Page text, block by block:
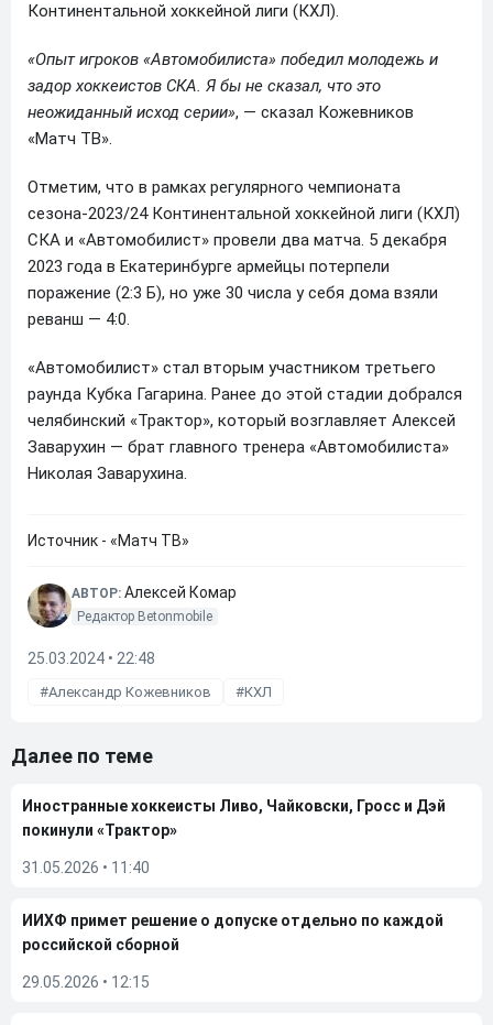
Континентальной хоккейной лиги (КХЛ).
«Опыт игроков «Автомобилиста» победил молодежь и
задор хоккеистов СКА. Я бы не сказал, что это
неожиданный исход серии», — сказал Кожевников
«Матч ТВ».
Отметим, что в рамках регулярного чемпионата
сезона-2023/24 Континентальной хоккейной лиги (КХЛ)
СКА и «Автомобилист» провели два матча. 5 декабря
2023 года в Екатеринбурге армейцы потерпели
поражение (2:3 Б), но уже 30 числа у себя дома взяли
реванш — 4:0.
«Автомобилист» стал вторым участником третьего
раунда Кубка Гагарина. Ранее до этой стадии добрался
челябинский «Трактор», который возглавляет Алексей
Заварухин — брат главного тренера «Автомобилиста»
Николая Заварухина.
Источник - «Матч ТВ»
АВТОР: Алексей Комар
Редактор Betonmobile
25.03.2024 • 22:48
Александр Кожевников КХЛ
Далее по теме
Иностранные хоккеисты Ливо, Чайковски, Гросс и Дэй
покинули «Трактор»
31.05.2026 • 11:40
ИИХФ примет решение о допуске отдельно по каждой
российской сборной
29.05.2026 • 12:15